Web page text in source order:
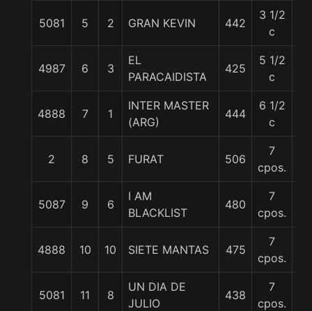
5081 5 2 GRAN KEVIN 442
3 1/2
c
4987 6 3
EL
PARACAIDISTA
425
5 1/2
c
4888 7 1
INTER MASTER
(ARG)
444
6 1/2
c
2 8 5 FURAT 506
7
cpos.
5087 9 6
I AM
BLACKLIST
480
7
cpos.
4888 10 10 SIETE MANTAS 475
7
cpos.
5081 11 8
UN DIA DE
JULIO
438
7
cpos.